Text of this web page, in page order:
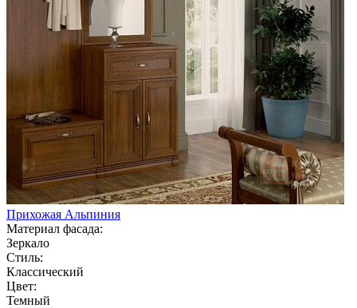
Прихожая Альпиния
Материал фасада:
Зеркало
Стиль:
Классический
Цвет:
Темный